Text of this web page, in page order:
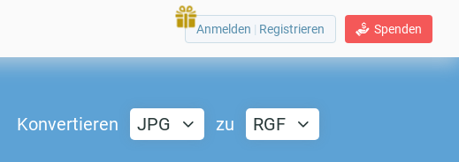
Spenden
Anmelden | Registrieren
Konvertieren JPG zu RGF